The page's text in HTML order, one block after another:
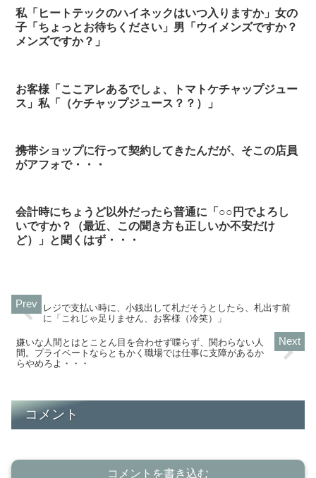
私「ヒートテックのハイネックはいつ入りますか」女の
子「ちょっとお待ちください」男「ウイメンズですか？
メンズですか？」
お客様「ここアレあるでしょ、トマトケチャップジュー
ス」私「（ケチャップジュース？？）」
携帯ショップに行って契約してきたんだが、そこの店員
がアフォで・・・
会計時にちょうど以外だったら普通に「○○円でよろし
いですか？（最近、この聞き方も正しいか不安だけ
ど）」と聞くはず・・・
レジで支払い時に、小銭出して札だそうとしたら、札出す前
に「これじゃ足りません、お客様（冷笑）」
嫌いな人間とはとことん目を合わせず喋らず、関わらない人
間。プライベートならともかく職場では仕事に支障があるか
らやめろよ・・・
コメント
コメントを書き込む